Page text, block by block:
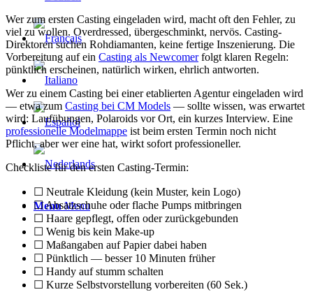
Menu Menu
Wer zum ersten Casting eingeladen wird, macht oft den Fehler, zu
viel zu wollen. Overdressed, übergeschminkt, nervös. Casting-
Direktoren suchen Rohdiamanten, keine fertige Inszenierung. Die
Vorbereitung auf ein Casting als Newcomerfolgt klaren Regeln:
pünktlich erscheinen, natürlich wirken, ehrlich antworten.
Wer zu einem Casting bei einer etablierten Agentur eingeladen wird
— etwa zum Casting bei CM Models — sollte wissen, was erwartet
wird: Laufübungen, Polaroids vor Ort, ein kurzes Interview. Eine
professionelle Modelmappe ist beim ersten Termin noch nicht
Pflicht, aber wer eine hat, wirkt sofort professioneller.
Checkliste für den ersten Casting-Termin:
☐ Neutrale Kleidung (kein Muster, kein Logo)
☐ Absatzschuhe oder flache Pumps mitbringen
☐ Haare gepflegt, offen oder zurückgebunden
☐ Wenig bis kein Make-up
☐ Maßangaben auf Papier dabei haben
☐ Pünktlich — besser 10 Minuten früher
☐ Handy auf stumm schalten
☐ Kurze Selbstvorstellung vorbereiten (60 Sek.)